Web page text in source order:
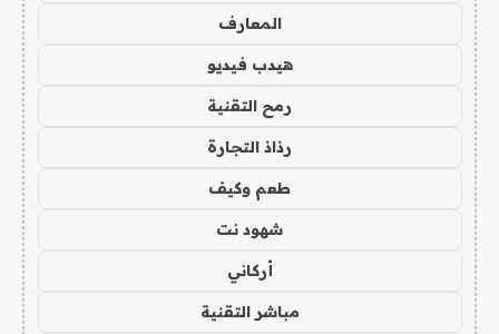
المعارف
هيدب فيديو
رمح التقنية
رذاذ التجارة
طعم وكيف
شهود نت
أركاني
مباشر التقنية